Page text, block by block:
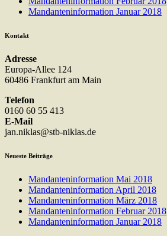
Mandanteninformation Januar 2018
Kontakt
Adresse
Europa-Allee 124
60486 Frankfurt am Main
Telefon
0160 60 55 413
E-Mail
jan.niklas@stb-niklas.de
Neueste Beiträge
Mandanteninformation Mai 2018
Mandanteninformation April 2018
Mandanteninformation März 2018
Mandanteninformation Februar 2018
Mandanteninformation Januar 2018